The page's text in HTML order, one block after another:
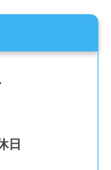
日